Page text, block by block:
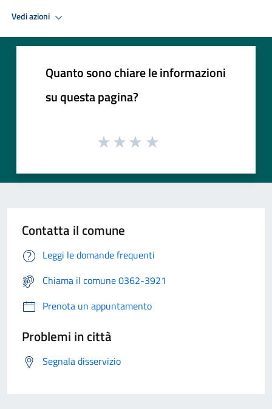
Vedi azioni
Quanto sono chiare le informazioni
su questa pagina?
Contatta il comune
Leggi le domande frequenti
Chiama il comune 0362-3921
Prenota un appuntamento
Problemi in città
Segnala disservizio